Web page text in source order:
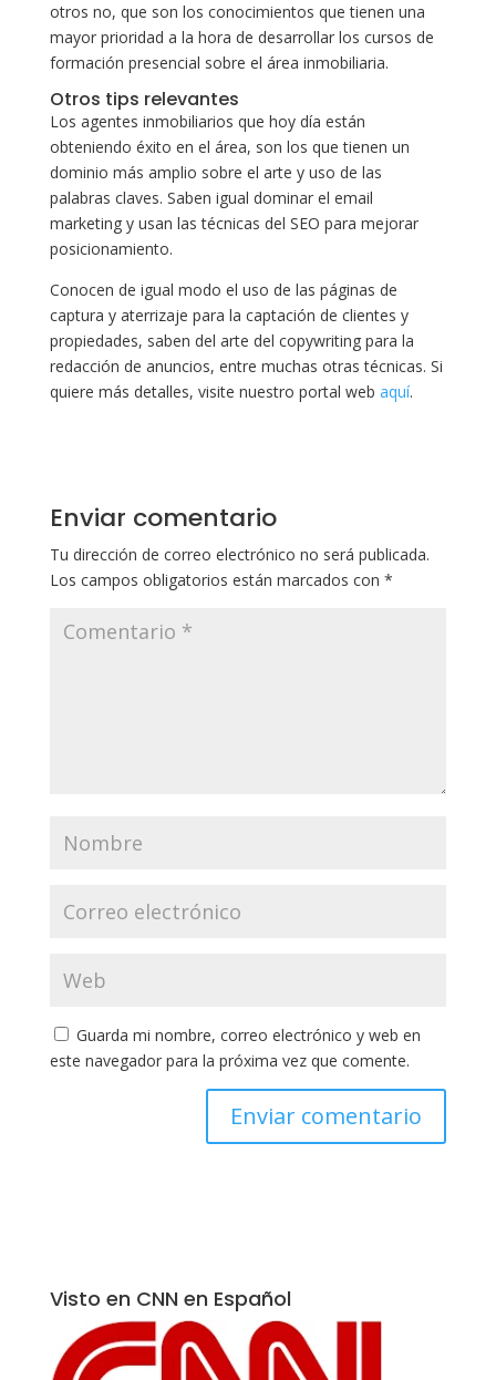
otros no, que son los conocimientos que tienen una
mayor prioridad a la hora de desarrollar los cursos de
formación presencial sobre el área inmobiliaria.
Otros tips relevantes
Los agentes inmobiliarios que hoy día están
obteniendo éxito en el área, son los que tienen un
dominio más amplio sobre el arte y uso de las
palabras claves. Saben igual dominar el email
marketing y usan las técnicas del SEO para mejorar
posicionamiento.
Conocen de igual modo el uso de las páginas de
captura y aterrizaje para la captación de clientes y
propiedades, saben del arte del copywriting para la
redacción de anuncios, entre muchas otras técnicas. Si
quiere más detalles, visite nuestro portal web aquí.
Enviar comentario
Tu dirección de correo electrónico no será publicada.
Los campos obligatorios están marcados con *
Guarda mi nombre, correo electrónico y web en
este navegador para la próxima vez que comente.
Visto en CNN en Español